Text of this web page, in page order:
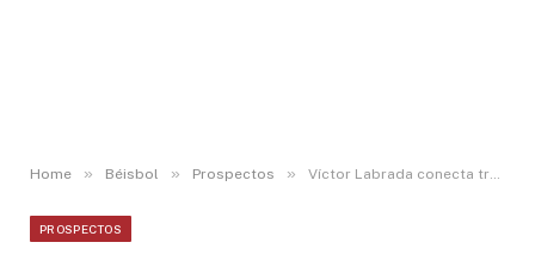
Home » Béisbol » Prospectos » Víctor Labrada conecta tres imparables y Daysbel Hernández logra salvamento en Triple A
PROSPECTOS